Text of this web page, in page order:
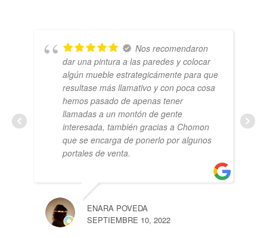
Nos recomendaron
dar una pintura a las paredes y colocar
algún mueble estrategicámente para que
resultase más llamativo y con poca cosa
hemos pasado de apenas tener
llamadas a un montón de gente
interesada, también gracias a Chomon
que se encarga de ponerlo por algunos
portales de venta.
ENARA POVEDA
SEPTIEMBRE 10, 2022